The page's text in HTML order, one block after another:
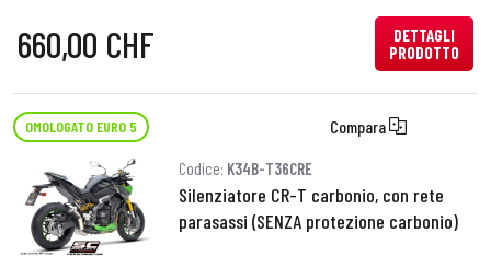
660,00 CHF
DETTAGLI
PRODOTTO
OMOLOGATO EURO 5 Compara
Codice: K34B-T36CRE
Silenziatore CR-T carbonio, con rete
parasassi (SENZA protezione carbonio)